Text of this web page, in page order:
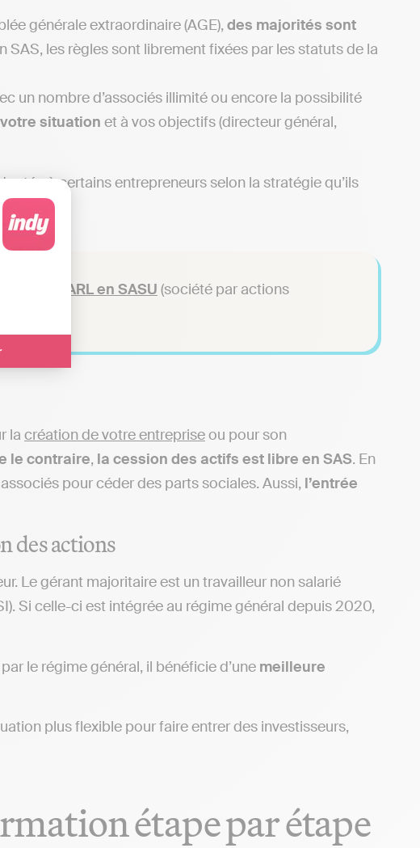
vos Options
générale extraordinaire (AGE), des majorités sont
SAS, les règles sont librement fixées par les statuts de la
un nombre d’associés illimité ou encore la possibilité
situation et à vos objectifs (directeur général,
à certains entrepreneurs selon la stratégie qu’ils
SARLen SASU (société par actions
la création de votre entrepriseou pour son
le contraire, la cession des actifs est libre en SAS. En
pour céder des parts sociales. Aussi, l’entrée
des actions
Le gérant majoritaire est un travailleur non salarié
Si celle-ci est intégrée au régime général depuis 2020,
le régime général, il bénéficie d’une meilleure
plus flexible pour faire entrer des investisseurs,
étape par étape